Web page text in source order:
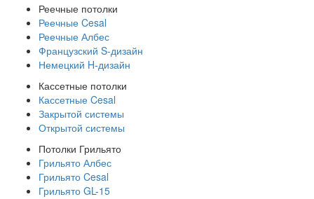
Реечные потолки
Реечные Cesal
Реечные Албес
Французский S-дизайн
Немецкий H-дизайн
Кассетные потолки
Кассетные Cesal
Закрытой системы
Открытой системы
Потолки Грильято
Грильято Албес
Грильято Cesal
Грильято GL-15